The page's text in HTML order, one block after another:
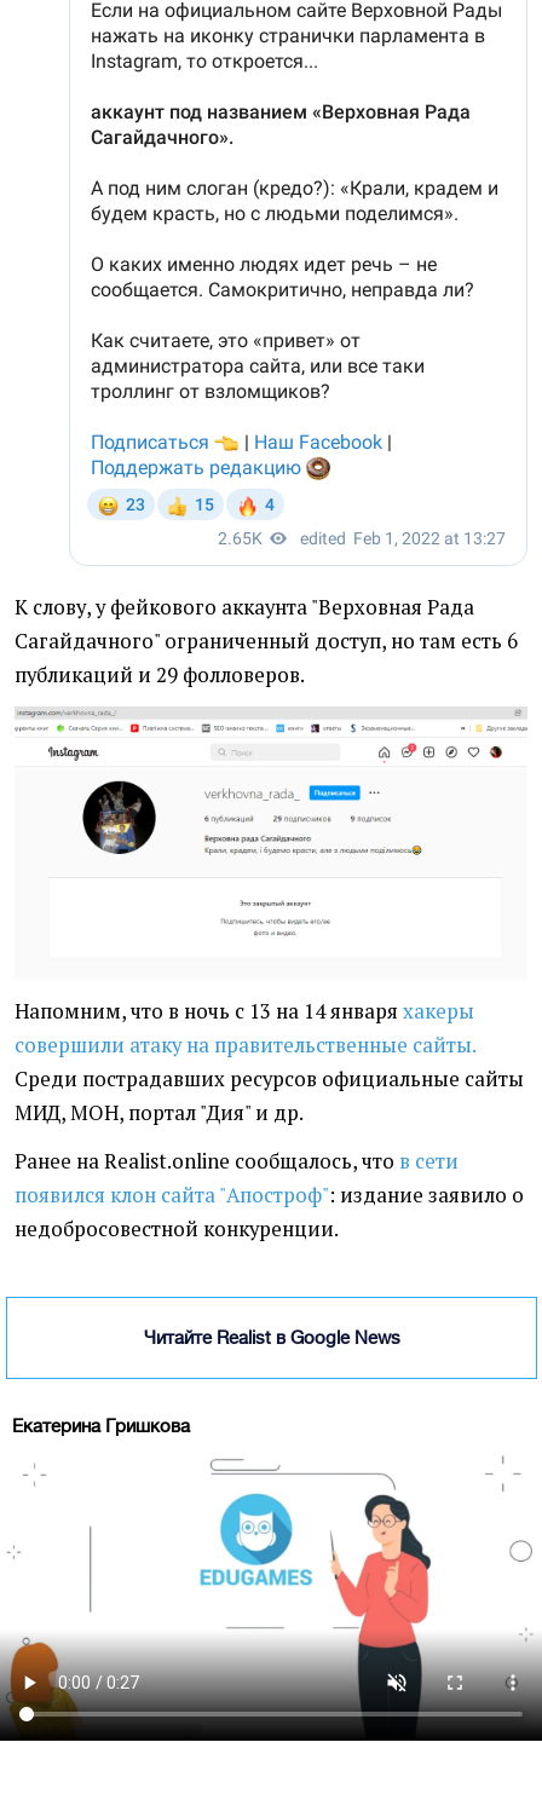
К слову, у фейкового аккаунта "Верховная Рада
Сагайдачного" ограниченный доступ, но там есть 6
публикаций и 29 фолловеров.
Напомним, что в ночь с 13 на 14 января хакеры
совершили атаку на правительственные сайты.
Среди пострадавших ресурсов официальные сайты
МИД, МОН, портал "Дия" и др.
Ранее на Realist.online сообщалось, что в сети
появился клон сайта "Апостроф": издание заявило о
недобросовестной конкуренции.
Читайте Realist в Google News
Екатерина Гришкова